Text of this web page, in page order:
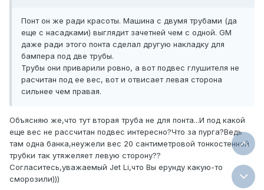
Понт он же ради красоты. Машина с двумя трубами (да
еще с насадками) выглядит зачетней чем с одной. GM
даже ради этого понта сделал другую накладку для
бампера под две трубы.
Трубы они приварили ровно, а вот подвес глушителя не
расчитан под ее вес, вот и отвисает левая сторона
сильнее чем правая.
Объясняю же,что тут вторая труба не для понта...И под какой
еще вес не рассчитан подвес интересно?Что за пурга?Ведь
там одна банка,неужели вес 20 сантиметровой тонкостенной
трубки так утяжеляет левую сторону??
Согласитесь,уважаемый Jet Li,что Вы ерунду какую-то
сморозили)))